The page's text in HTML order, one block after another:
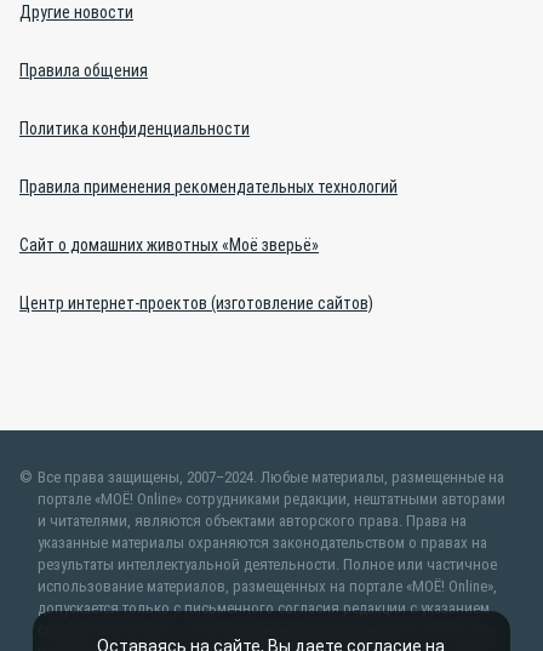
Другие новости
Правила общения
Политика конфиденциальности
Правила применения рекомендательных технологий
Сайт о домашних животных «Моё зверьё»
Центр интернет-проектов (изготовление сайтов)
Все права защищены, 2007–2024. Любые материалы, размещенные на
портале «МОЁ! Online» сотрудниками редакции, нештатными авторами
и читателями, являются объектами авторского права. Права на
указанные материалы охраняются законодательством о правах на
результаты интеллектуальной деятельности. Полное или частичное
использование материалов, размещенных на портале «МОЁ! Online»,
допускается только с письменного согласия редакции с указанием
Оставаясь на сайте, Вы даете согласие на